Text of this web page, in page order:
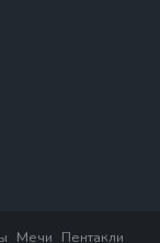
Мечи Пентакли